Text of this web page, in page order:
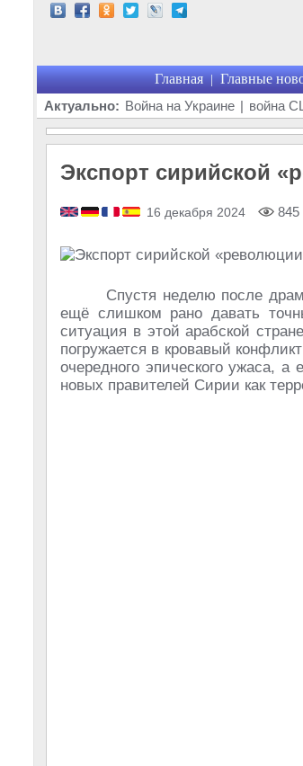
Главная | Главные
Актуально: Война на Украине | война
Экспорт сирийской
16 декабря 2024 845
Спустя неделю после
ещё слишком рано давать
ситуация в этой арабской
погружается в кровавый
очередного эпического ужаса,
новых правителей Сирии как